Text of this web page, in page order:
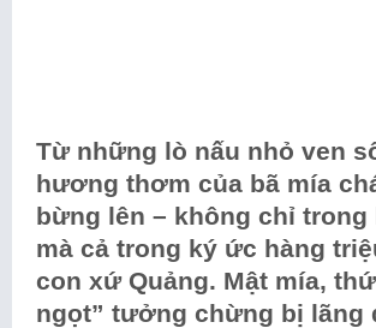
Từ những lò nấu nhỏ ven
hương thơm của bã mía
bừng lên – không chỉ trong
mà cả trong ký ức hàng
con xứ Quảng. Mật mía,
ngọt” tưởng chừng bị lãng